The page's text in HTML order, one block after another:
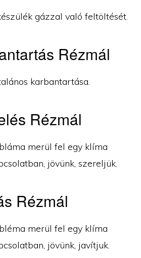
gázzal való feltöltését.
Rézmál
karbantartása.
Rézmál
merül fel egy klíma
jövünk, szereljük.
Rézmál
merül fel egy klíma
jövünk, javítjuk.